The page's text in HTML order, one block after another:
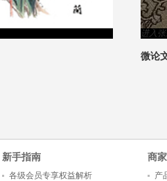
进入
微论
新手指南
各级会员专享权益解析
商
产